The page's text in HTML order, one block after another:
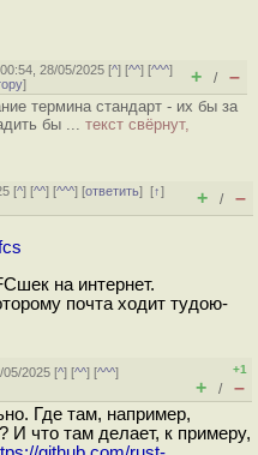
28/05/2025 [^] [^^] [^^^]
] + / –
термина стандарт - их бы за
бы ... текст свёрнут,
[^] [^^] [^^^] [ответить][↑]
+ / –
на интернет.
почта ходит тудою-
05/2025 [^] [^^] [^^^]
+1
+ / –
Где там, например,
И что там делает, к примеру,